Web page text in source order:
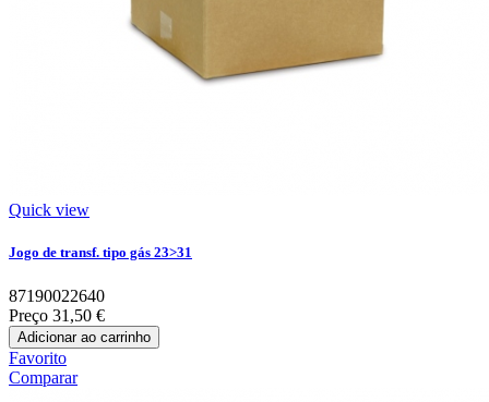
Quick view
Jogo de transf. tipo gás 23>31
87190022640
Preço 31,50 €
Adicionar ao carrinho
Favorito
Comparar